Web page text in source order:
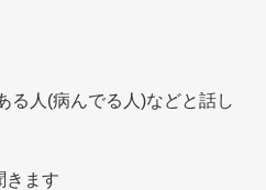
る人(病んでる人)などと話し
きます